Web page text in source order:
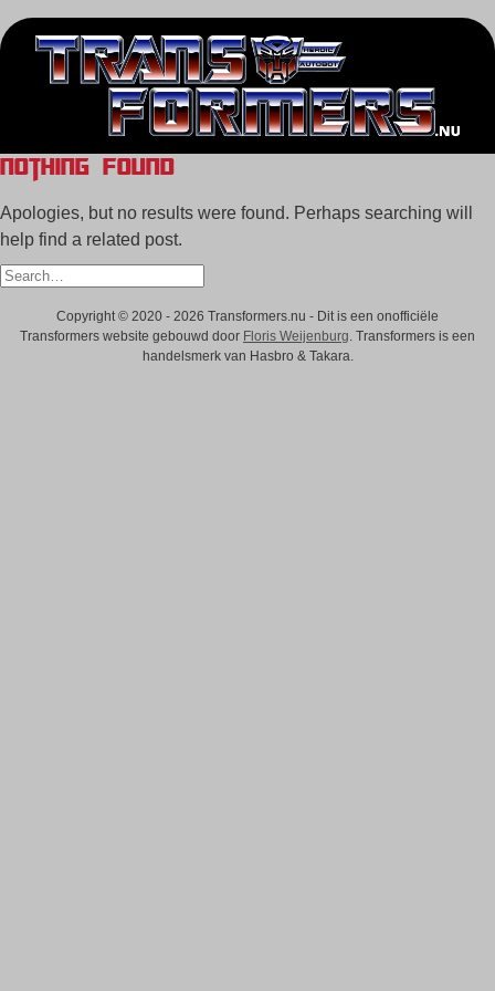
Nothing Found
Apologies, but no results were found. Perhaps searching will
help find a related post.
Search
Copyright © 2020 - 2026 Transformers.nu - Dit is een onofficiële
Transformers website gebouwd door Floris Weijenburg. Transformers is een
handelsmerk van Hasbro & Takara.